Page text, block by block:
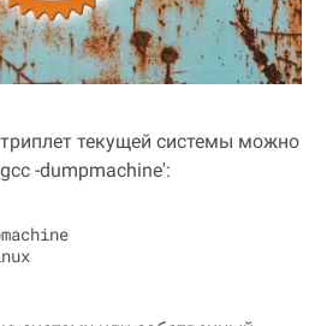
текущей системы можно
-dumpmachine':
x86_64-slackware-linux